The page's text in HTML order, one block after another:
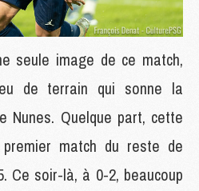
seule image de ce match,
de terrain qui sonne la
Nunes. Quelque part, cette
match du reste de
Ce soir-là, à 0-2, beaucoup